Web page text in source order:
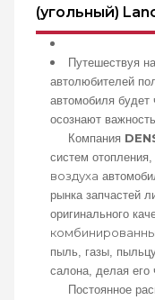
(угольный)
Путешествуя
автолюбителей
автомобиля
осознают
Компания
систем
воздуха
рынка запчастей
оригинального
пыль, газы,
салона, делая
Постоянное